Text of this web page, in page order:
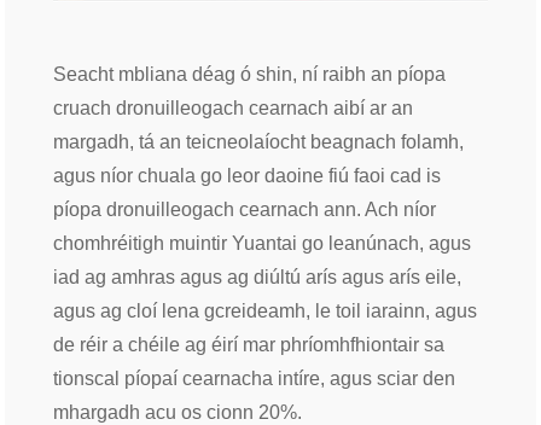
Seacht mbliana déag ó shin, ní raibh an píopa
cruach dronuilleogach cearnach aibí ar an
margadh, tá an teicneolaíocht beagnach folamh,
agus níor chuala go leor daoine fiú faoi cad is
píopa dronuilleogach cearnach ann. Ach níor
chomhréitigh muintir Yuantai go leanúnach, agus
iad ag amhras agus ag diúltú arís agus arís eile,
agus ag cloí lena gcreideamh, le toil iarainn, agus
de réir a chéile ag éirí mar phríomhfhiontair sa
tionscal píopaí cearnacha intíre, agus sciar den
mhargadh acu os cionn 20%.